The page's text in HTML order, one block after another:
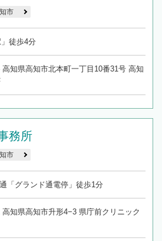
市
徒歩4分
高知県高知市北本町一丁目10番31号 高知
務所
市
「グランド通電停」徒歩1分
高知県高知市升形4−3 県庁前クリニック